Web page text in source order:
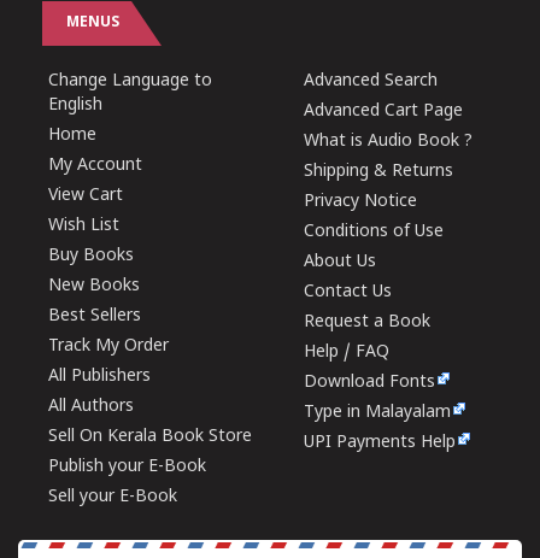
MENUS
Change Language to
English
Home
My Account
View Cart
Wish List
Buy Books
New Books
Best Sellers
Track My Order
All Publishers
All Authors
Sell On Kerala Book Store
Publish your E-Book
Sell your E-Book
Advanced Search
Advanced Cart Page
What is Audio Book ?
Shipping & Returns
Privacy Notice
Conditions of Use
About Us
Contact Us
Request a Book
Help / FAQ
Download Fonts
Type in Malayalam
UPI Payments Help